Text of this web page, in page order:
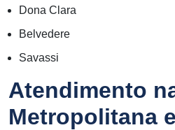
Dona Clara
Belvedere
Savassi
Atendimento
Metropolitana